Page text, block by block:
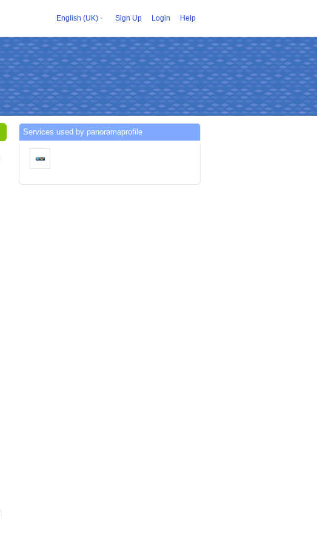
English (UK) Sign Up Login Help
Services used by panoramaprofile